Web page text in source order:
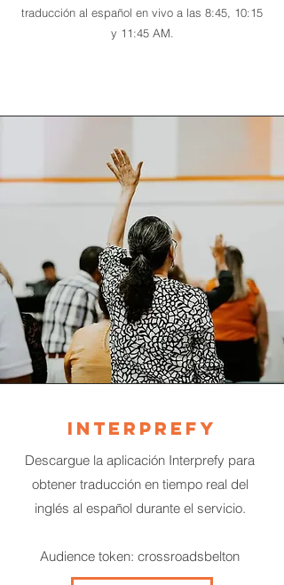
traducción al español en vivo a las 8:45, 10:15
y 11:45 AM.
Interprefy
Descargue la aplicación Interprefy para
obtener traducción en tiempo real del
inglés al español durante el servicio.
Audience token: crossroadsbelton